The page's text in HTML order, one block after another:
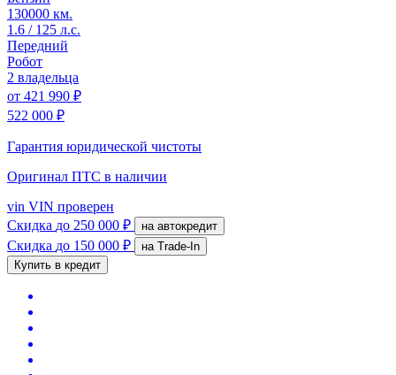
130000 км.
1.6 / 125 л.с.
Передний
Робот
2 владельца
от 421 990 ₽
522 000 ₽
Гарантия юридической чистоты
Оригинал ПТС в наличии
vin VIN проверен
Скидка до 250 000 ₽ на автокредит
Скидка до 150 000 ₽
на Trade-In
Купить в кредит